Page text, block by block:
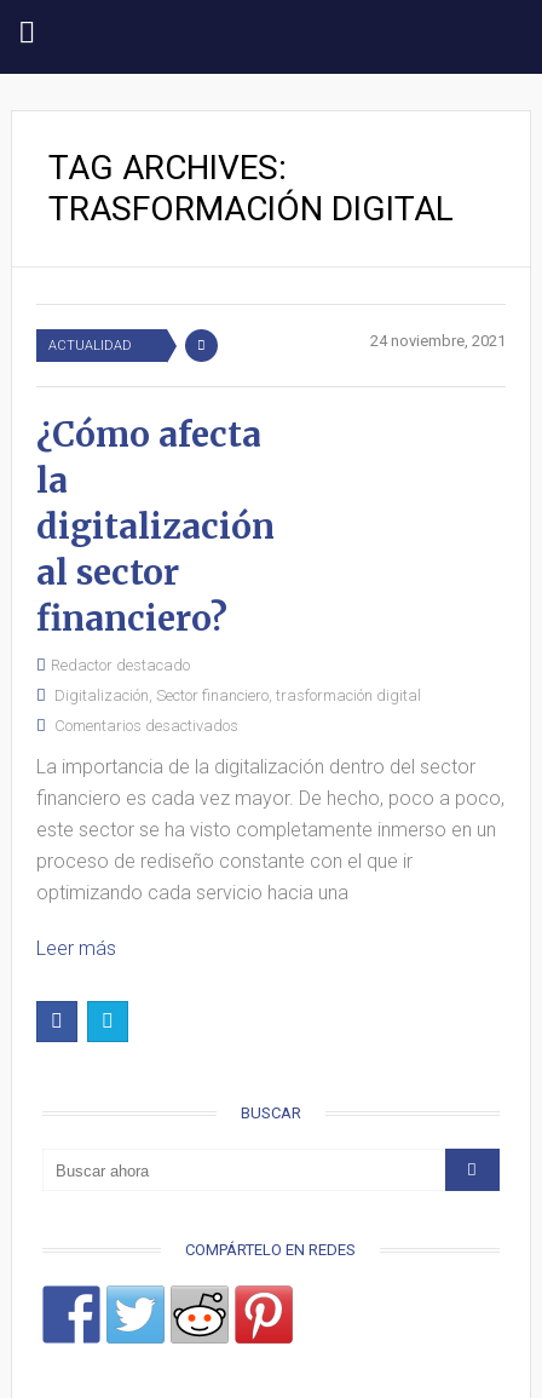
TAG ARCHIVES:
TRASFORMACIÓN DIGITAL
ACTUALIDAD 24 noviembre, 2021
¿Cómo afecta
la
digitalización
al sector
financiero?
Redactor destacado
Digitalización, Sector financiero, trasformación digital
Comentarios desactivados
La importancia de la digitalización dentro del sector
financiero es cada vez mayor. De hecho, poco a poco,
este sector se ha visto completamente inmerso en un
proceso de rediseño constante con el que ir
optimizando cada servicio hacia una
Leer más
BUSCAR
COMPÁRTELO EN REDES